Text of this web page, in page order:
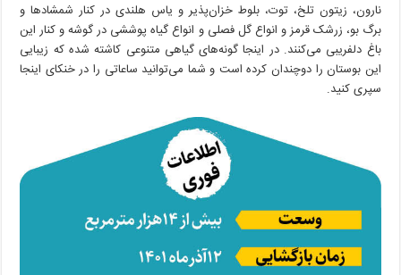
نارون، زیتون تلخ، توت، بلوط خزان‌پذیر و یاس هلندی در کنار شمشادها و
برگ بو، زرشک قرمز و انواع گل فصلی و انواع گیاه پوششی در گوشه و کنار این
باغ دلفریبی می‌کنند. در اینجا گونه‌های گیاهی متنوعی کاشته شده که زیبایی
این بوستان را دوچندان کرده است و شما می‌توانید ساعاتی را در خنکای اینجا
سپری کنید.